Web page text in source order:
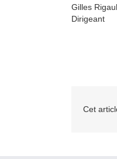
Gilles
Dirigeant
Cet